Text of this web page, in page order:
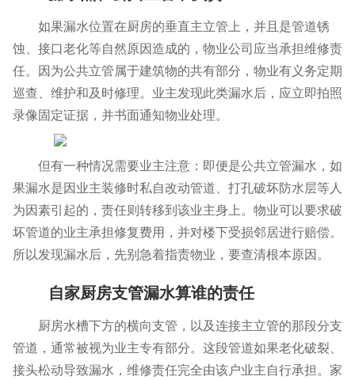
如果漏水位置在厨房的垂直主立管上，并且是管道锈
蚀、接口老化等自然原因造成的，物业公司应当承担维修责
任。因为公共立管属于建筑物的共有部分，物业有义务定期
巡查、维护和及时修理。业主发现此类漏水后，应立即拍照
录像固定证据，并书面通知物业处理。
但有一种情况需要业主注意：即便是公共立管漏水，如
果漏水是因业主装修时私自改动管道、打孔破坏防水层等人
为因素引起的，责任则转移到该业主身上。物业可以要求破
坏管道的业主承担修复费用，并对楼下受损邻居进行赔偿。
所以发现漏水后，先别急着指责物业，要查清根本原因。
自家厨房支管漏水算谁的责任
厨房水槽下方的横向支管，以及连接主立管的那段分支
管道，通常被视为业主专有部分。这段管道如果老化破裂、
接头松动导致漏水，维修责任完全由该户业主自行承担。家